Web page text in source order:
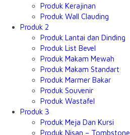
Produk Kerajinan
Produk Wall Clauding
Produk 2
Produk Lantai dan Dinding
Produk List Bevel
Produk Makam Mewah
Produk Makam Standart
Produk Marmer Bakar
Produk Souvenir
Produk Wastafel
Produk 3
Produk Meja Dan Kursi
Produk Nisan – Tombstone